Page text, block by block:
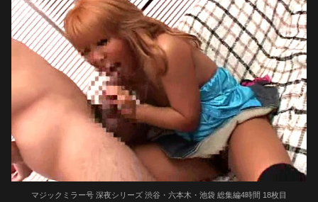
マジックミラー号 深夜シリーズ 渋谷・六本木・池袋 総集編4時間 18枚目